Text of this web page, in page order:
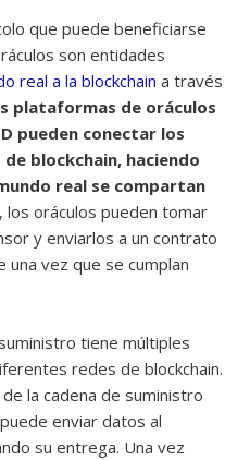
que puede beneficiarse
son entidades
real a la blockchain a través
plataformas de oráculos
pueden conectar los
blockchain, haciendo
real se compartan
los oráculos pueden tomar
y enviarlos a un contrato
vez que se cumplan
tiene múltiples
redes de blockchain.
la cadena de suministro
enviar datos al
su entrega. Una vez